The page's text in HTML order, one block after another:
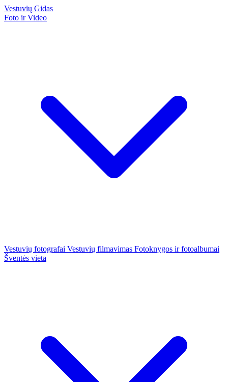
Vestuvių Gidas
Foto ir Video
Vestuvių fotografai Vestuvių filmavimas Fotoknygos ir fotoalbumai
Šventės vieta